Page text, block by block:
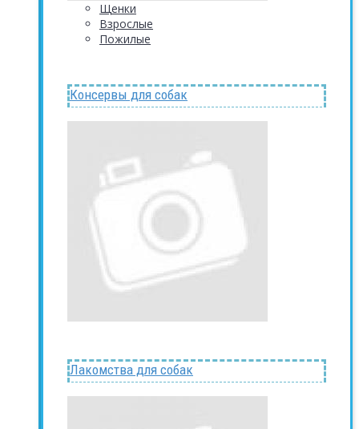
Щенки
Взрослые
Пожилые
Консервы для собак
Лакомства для собак